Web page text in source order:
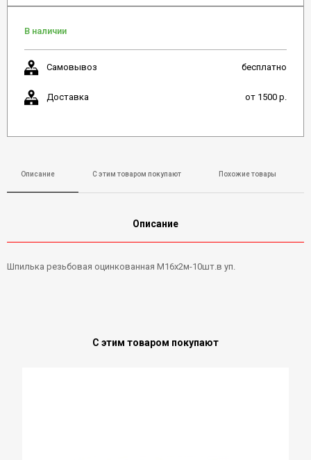
В наличии
Самовывоз бесплатно
Доставка от 1500 р.
Описание С этим товаром покупают Похожие товары
Описание
Шпилька резьбовая оцинкованная М16х2м-10шт.в уп.
С этим товаром покупают